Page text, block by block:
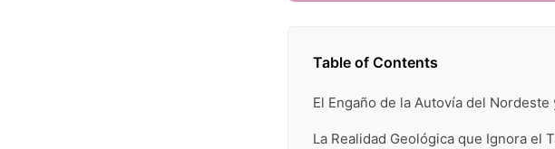
Table of Contents
El Engaño de la Autovía del
La Realidad Geológica que Ignora el